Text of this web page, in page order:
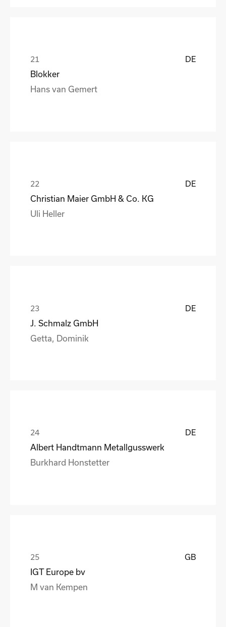
DE
Blokker
Hans van Gemert
DE
Christian Maier GmbH & Co. KG
Uli Heller
DE
J. Schmalz GmbH
Getta, Dominik
DE
Albert Handtmann Metallgusswerk
Burkhard Honstetter
GB
IGT Europe bv
M van Kempen